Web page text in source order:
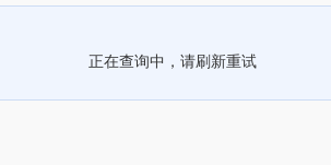
正在查询中，请刷新重试